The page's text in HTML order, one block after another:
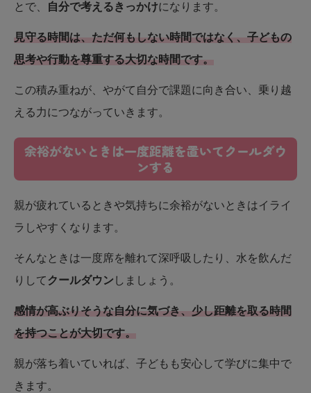
とで、
自分で考えるきっかけになります。
見守る時間は、ただ何もしない時間ではなく、子どもの
思考や行動を尊重する大切な時間です。
この積み重ねが、やがて自分で課題に向き合い、乗り越
える力につながっていきます。
余裕がないときは一度距離を置いてクールダウ
ンする
親が疲れているときや気持ちに余裕がないときはイライ
ラしやすくなります。
そんなときは一度席を離れて深呼吸したり、水を飲んだ
りしてクールダウン しましょう。
感情が高ぶりそうな自分に気づき、少し距離を取る時間
を持つことが大切です。
親が落ち着いていれば、子どもも安心して学びに集中で
きます。